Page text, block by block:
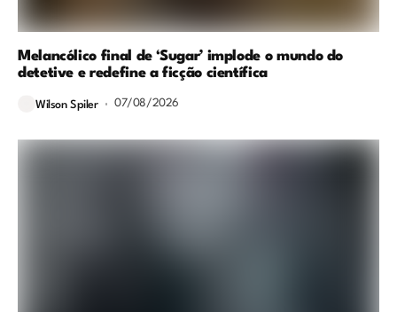
Melancólico final de ‘Sugar’ implode o mundo do
detetive e redefine a ficção científica
Wilson Spiler 07/08/2026